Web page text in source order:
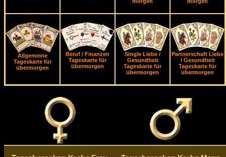
Allgemeine
Tageskarte für
übermorgen
Beruf / Finanzen
Tageskarte für
übermorgen
Single Liebe /
Gesundheit
Tageskarte für
übermorgen
Partnerschaft Liebe
/ Gesundheit
Tageskarte für
übermorgen